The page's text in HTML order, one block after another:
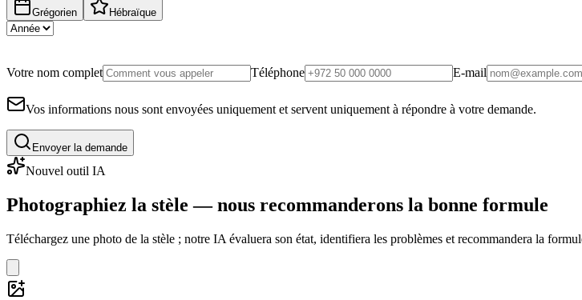
Grégorien Hébraïque
Votre nom complet Téléphone E-mail
Vos informations nous sont envoyées uniquement et servent uniquement à répondre à votre demande.
Envoyer la demande
Nouvel outil IA
Photographiez la stèle — nous recommanderons la bonne formule
Téléchargez une photo de la stèle ; notre IA évaluera son état, identifiera les problèmes et recommandera la